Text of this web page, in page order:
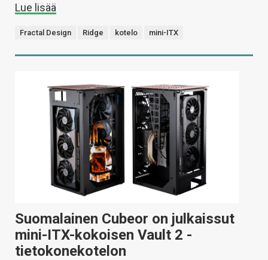
Lue lisää
Fractal Design Ridge kotelo mini-ITX
Suomalainen Cubeor on julkaissut
mini-ITX-kokoisen Vault 2 -
tietokonekotelon